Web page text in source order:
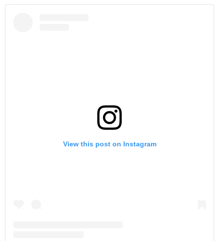
View this post on Instagram